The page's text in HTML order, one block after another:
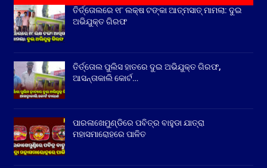
ତିର୍ତ୍ତୋଲରେ ୧୮ ଲକ୍ଷ ଟଙ୍କା ଆତ୍ମସାତ୍ ମାମଲା: ଦୁଇ
ଅଭିଯୁକ୍ତ ଗିରଫ
ତିର୍ତ୍ତୋଲ ପୁଲିସ ହାତରେ ଦୁଇ ଅଭିଯୁକ୍ତ ଗିରଫ,
ଆସନ୍ତାକାଲି କୋର୍ଟ…
ପାରଳାଖେମୁଣ୍ଡିରେ ପବିତ୍ର ବାହୁଡା ଯାତ୍ରା
ମହାସମାରୋହରେ ପାଳିତ